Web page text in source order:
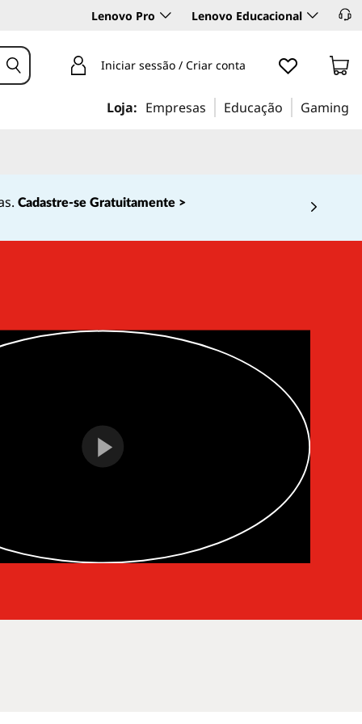
Lenovo Pro Lenovo Educacional
Iniciar sessão / Criar conta
Loja: Empresas Educação Gaming
Cadastre-se Gratuitamente >